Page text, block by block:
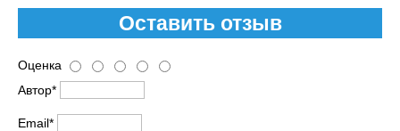
Оставить отзыв
Оценка
Автор*
Email*